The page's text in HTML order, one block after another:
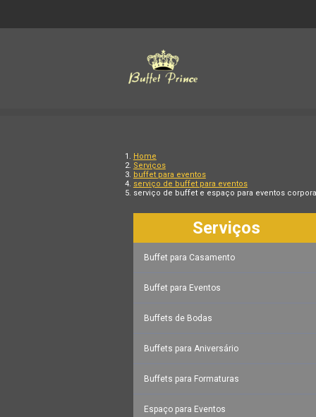
Home
Serviços
buffet para eventos
serviço de buffet para eventos
serviço de buffet e espaço para eventos
Serviços
Buffet para Casamento
Buffet para Eventos
Buffets de Bodas
Buffets para Aniversário
Buffets para Formaturas
Espaço para Eventos